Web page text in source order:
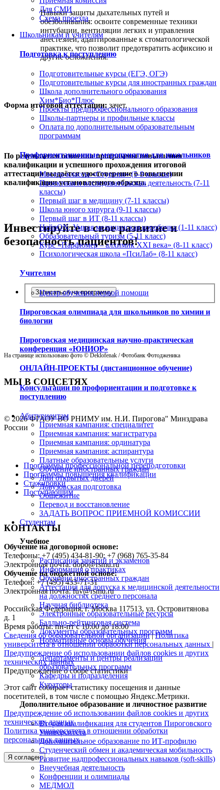
Для СМИ
Схема проезда
Школьникам и учителям
Подготовка к поступлению
Подготовительные курсы (ЕГЭ, ОГЭ)
Подготовительные курсы для иностранных граждан
Школа дополнительного образования
Хим*Био*Плюс
Проекты предпрофессионального образования
Школы-партнеры и профильные классы
Оплата по дополнительным образовательным
программам
Профориентационные мероприятия для школьников
Мастер-классы «Ступени» (5-9 классы)
Проектная и исследовательская деятельность (7-11
классы)
Первый шаг в медицину (7-11 классы)
Школа юного хирурга (9-11 классы)
Первый шаг в ИТ (8-11 классы)
НейрON. Умная медицинская коробочка (1-11 класс)
Образовательный туризм (5-11 класс)
Курс «Парфюмер – алхимик XXI века» (8-11 класс)
Психологическая школа «ПсиЛаб» (8-11 класс)
Учителям
Центр обучения первой помощи
Пироговская олимпиада для школьников по химии и
биологии
Пироговская медицинская научно-практическая
конференция «ЮНИОР»
ОНЛАЙН-ПРОЕКТЫ (дистанционное обучение)
Консультации по профориентации и подготовке к
поступлению
Абитуриентам
Приемная кампания: специалитет
Приемная кампания: магистратура
Приемная кампания: ординатура
Приемная кампания: аспирантура
Платные образовательные услуги
Обучение иностранных граждан
Дни открытых дверей
Довузовская подготовка
Общежитие
Перевод и восстановление
ЗАДАТЬ ВОПРОС ПРИЕМНОЙ КОМИССИИ
Студентам
Учебное
Расписания занятий и экзаменов
Информация о практиках
Обучение иностранных граждан
Аттестация для допуска к медицинской деятельности
на должностях среднего персонала
Научная библиотека
Электронные образовательные ресурсы
Балльно-рейтинговая система
Документы образовательных программ
Нормативные основы обучения
Департаменты и центры реализации
образовательных программ
Кафедры и подразделения
Кураторы
Дополнительное образование и личностное развитие
Вторая квалификация для студентов Пироговского
Университета
Дополнительное образование по ИТ-профилю
Студенческий обмен и академическая мобильность
Развитие надпрофессиональных навыков (soft-skills)
Внеучебная деятельность
Конфренции и олимпиады
МЕДМОЛ
Навыки защиты дыхательных путей и
обезболивания: освоите современные техники
интубации, вентиляции легких и управления
анестезией, адаптированные к стоматологической
практике, что позволит предотвратить асфиксию и
другие осложнения.
Форма итоговой аттестации: зачет.
По результатам освоения программы повышения
квалификации и успешного прохождения итоговой
аттестации выдаётся удостоверение о повышении
квалификации установленного образца.
Инвестируйте в свое развитие и
безопасность пациентов!
Записаться на программу
На странице использовано фото © Deklofenak / Фотобанк Фотодженика
МЫ В СОЦСЕТЯХ
© 2026 ФГАОУ ВО РНИМУ им. Н.И. Пирогова" Минздрава
России
Программы профессиональной переподготовки
Программы повышения квалификации
Стажировки
Поступающим
КОНТАКТЫ
Обучение на договорной основе:
Телефоны: +7 (495) 434-81-90; +7 (968) 765-35-84
Электронная почта: dopo@rsmu.ru
Обучение на бюджетной основе:
Телефон: +7 (495) 433-71-31
Электронная почта: fuv@rsmu.ru
Российская Федерация, г. Москва 117513, ул. Островитянова
д. 1
Время работы: пн-пт с 10:00 до 18:00
Сведения об образовательной организации|Политика
университета в отношении обработки персональных данных
Предупреждение об использовании файлов cookies и других
технических данных
Предупреждение о сборе статистики
Этот сайт собирает статистику посещения и данные
посетителей, в том числе с помощью Яндекс.Метрики.
Предупреждение об использовании файлов cookies и других
технических данных
Политика университета в отношении обработки
персональных данных
Я согласен